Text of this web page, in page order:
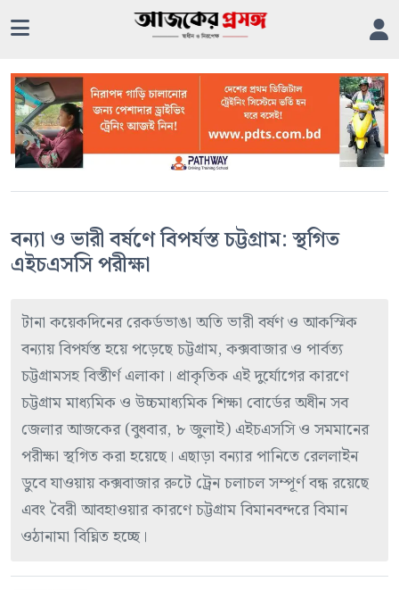
বন্যা ও ভারী বর্ষণে বিপর্যস্ত চট্টগ্রাম: স্থগিত
এইচএসসি পরীক্ষা
টানা কয়েকদিনের রেকর্ডভাঙা অতি ভারী বর্ষণ ও আকস্মিক
বন্যায় বিপর্যস্ত হয়ে পড়েছে চট্টগ্রাম, কক্সবাজার ও পার্বত্য
চট্টগ্রামসহ বিস্তীর্ণ এলাকা। প্রাকৃতিক এই দুর্যোগের কারণে
চট্টগ্রাম মাধ্যমিক ও উচ্চমাধ্যমিক শিক্ষা বোর্ডের অধীন সব
জেলার আজকের (বুধবার, ৮ জুলাই) এইচএসসি ও সমমানের
পরীক্ষা স্থগিত করা হয়েছে। এছাড়া বন্যার পানিতে রেললাইন
ডুবে যাওয়ায় কক্সবাজার রুটে ট্রেন চলাচল সম্পূর্ণ বন্ধ রয়েছে
এবং বৈরী আবহাওয়ার কারণে চট্টগ্রাম বিমানবন্দরে বিমান
ওঠানামা বিঘ্নিত হচ্ছে।